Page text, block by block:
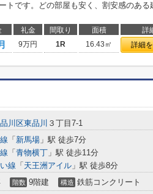
トです。どの部屋も安く、割安感のある
礼金 間取り 面積 詳
9万円 1R 16.43㎡ 詳細
品川区東品川 ３丁目7-1
「 新馬場 」駅 徒歩7分
「 青物横丁 」駅 徒歩11分
線 「 天王洲アイル 」駅 徒歩8分
階数 9階建 構造 鉄筋コンクリート